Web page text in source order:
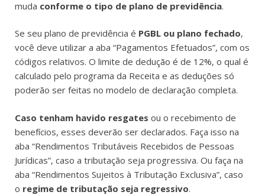
muda conforme o tipo de plano de previdência.
Se seu plano de previdência é PGBL ou plano fechado,
você deve utilizar a aba “Pagamentos Efetuados”, com os
códigos relativos. O limite de dedução é de 12%, o qual é
calculado pelo programa da Receita e as deduções só
poderão ser feitas no modelo de declaração completa.
Caso tenham havido resgates ou o recebimento de
benefícios, esses deverão ser declarados. Faça isso na
aba “Rendimentos Tributáveis Recebidos de Pessoas
Jurídicas”, caso a tributação seja progressiva. Ou faça na
aba “Rendimentos Sujeitos à Tributação Exclusiva”, caso
o regime de tributação seja regressivo.